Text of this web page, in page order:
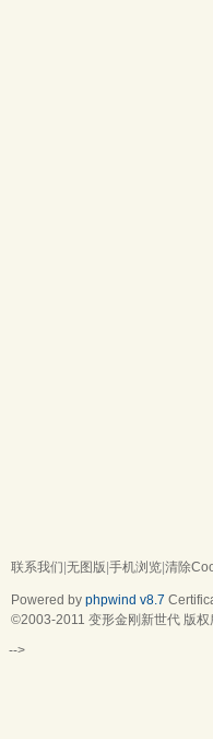
联系我们 无图版 手机浏览 清除
Powered by phpwind v8.7
©2003-2011 变形金刚新世代 版
-->